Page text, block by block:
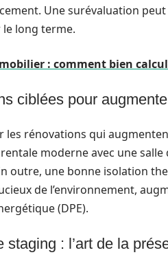
Une surévaluation
long terme.
: comment bien
ciblées pour
les rénovations qui
moderne avec une
outre, une bonne isolation
de l’environnement,
(DPE).
: l’art de la